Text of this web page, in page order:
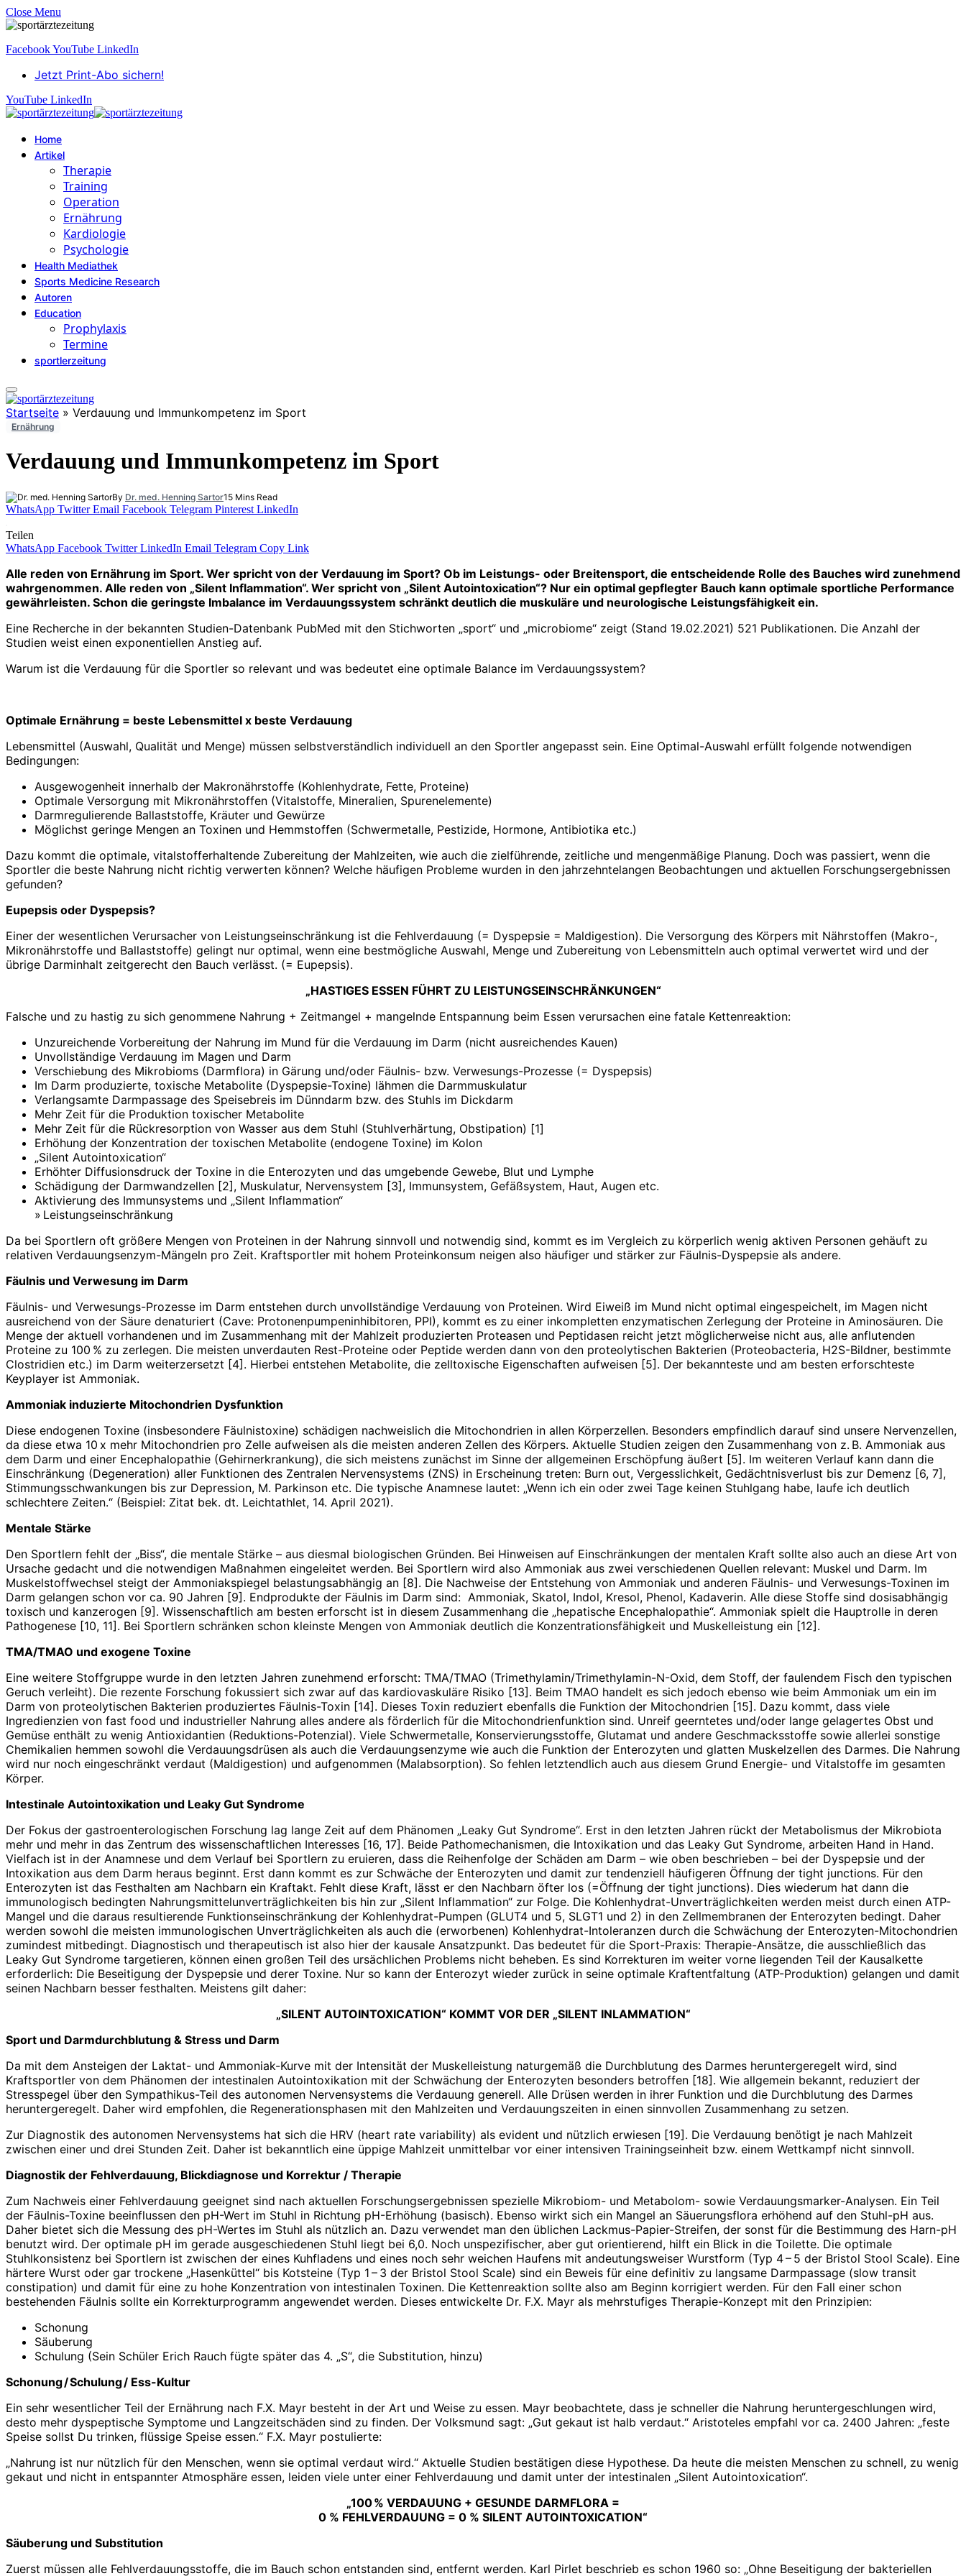
Close Menu
FacebookYouTube LinkedIn
Jetzt Print-Abo sichern!
YouTube LinkedIn
Home
Artikel
Therapie
Training
Operation
Ernährung
Kardiologie
Psychologie
Health Mediathek
Sports Medicine Research
Autoren
Education
Prophylaxis
Termine
sportlerzeitung
Startseite » Verdauung und Immunkompetenz im Sport
Ernährung
Verdauung und Immunkompetenz im Sport
By Dr. med. Henning Sartor15 Mins Read
WhatsApp Twitter Email Facebook Telegram Pinterest LinkedIn
Teilen
WhatsApp Facebook Twitter LinkedIn Email Telegram Copy Link
Alle reden von Ernährung im Sport. Wer spricht von der Verdauung im Sport? Ob im Leistungs- oder Breitensport, die entscheidende Rolle des Bauches wird zunehmend
wahrgenommen. Alle reden von „Silent Inflammation“. Wer spricht von „Silent Autointoxication“? Nur ein optimal gepflegter Bauch kann optimale sportliche Performance
gewährleisten. Schon die geringste Imbalance im Verdauungssystem schränkt deutlich die muskuläre und neurologische Leistungsfähigkeit ein.
Eine Recherche in der bekannten Studien-Datenbank PubMed mit den Stichworten „sport“ und „microbiome“ zeigt (Stand 19.02.2021) 521 Publikationen. Die Anzahl der
Studien weist einen exponentiellen Anstieg auf.
Warum ist die Verdauung für die Sportler so relevant und was bedeutet eine optimale Balance im Verdauungssystem?
Optimale Ernährung = beste Lebensmittel x beste Verdauung
Lebensmittel (Auswahl, Qualität und Menge) müssen selbstverständlich individuell an den Sportler angepasst sein. Eine Optimal-Auswahl erfüllt folgende notwendigen
Bedingungen:
Ausgewogenheit innerhalb der Makronährstoffe (Kohlenhydrate, Fette, Proteine)
Optimale Versorgung mit Mikronährstoffen (Vitalstoffe, Mineralien, Spurenelemente)
Darmregulierende Ballaststoffe, Kräuter und Gewürze
Möglichst geringe Mengen an Toxinen und Hemmstoffen (Schwermetalle, Pestizide, Hormone, Antibiotika etc.)
Dazu kommt die optimale, vitalstofferhaltende Zubereitung der Mahlzeiten, wie auch die zielführende, zeitliche und mengenmäßige Planung. Doch was passiert, wenn die
Sportler die beste Nahrung nicht richtig verwerten können? Welche häufigen Probleme wurden in den jahrzehntelangen Beobachtungen und aktuellen Forschungsergebnissen
gefunden?
Eupepsis oder Dyspepsis?
Einer der wesentlichen Verursacher von Leistungseinschränkung ist die Fehlverdauung (= Dyspepsie = Maldigestion). Die Versorgung des Körpers mit Nährstoffen (Makro-,
Mikronährstoffe und Ballaststoffe) gelingt nur optimal, wenn eine bestmögliche Auswahl, Menge und Zubereitung von Lebensmitteln auch optimal verwertet wird und der
übrige Darminhalt zeitgerecht den Bauch verlässt. (= Eupepsis).
„HASTIGES ESSEN FÜHRT ZU LEISTUNGSEINSCHRÄNKUNGEN“
Falsche und zu hastig zu sich genommene Nahrung + Zeitmangel + mangelnde Entspannung beim Essen verursachen eine fatale Kettenreaktion:
Unzureichende Vorbereitung der Nahrung im Mund für die Verdauung im Darm (nicht ausreichendes Kauen)
Unvollständige Verdauung im Magen und Darm
Verschiebung des Mikrobioms (Darmflora) in Gärung und/oder Fäulnis- bzw. Verwesungs-Prozesse (= Dyspepsis)
Im Darm produzierte, toxische Metabolite (Dyspepsie-Toxine) lähmen die Darmmuskulatur
Verlangsamte Darmpassage des Speisebreis im Dünndarm bzw. des Stuhls im Dickdarm
Mehr Zeit für die Produktion toxischer Metabolite
Mehr Zeit für die Rückresorption von Wasser aus dem Stuhl (Stuhlverhärtung, Obstipation) [1]
Erhöhung der Konzentration der toxischen Metabolite (endogene Toxine) im Kolon
„Silent Autointoxication“
Erhöhter Diffusionsdruck der Toxine in die Enterozyten und das umgebende Gewebe, Blut und Lymphe
Schädigung der Darmwandzellen [2], Muskulatur, Nervensystem [3], Immunsystem, Gefäßsystem, Haut, Augen etc.
Aktivierung des Immunsystems und „Silent Inflammation“
» Leistungseinschränkung
Da bei Sportlern oft größere Mengen von Proteinen in der Nahrung sinnvoll und notwendig sind, kommt es im Vergleich zu körperlich wenig aktiven Personen gehäuft zu
relativen Verdauungsenzym-Mängeln pro Zeit. Kraftsportler mit hohem Proteinkonsum neigen also häufiger und stärker zur Fäulnis-Dyspepsie als andere.
Fäulnis und Verwesung im Darm
Fäulnis- und Verwesungs-Prozesse im Darm entstehen durch unvollständige Verdauung von Proteinen. Wird Eiweiß im Mund nicht optimal eingespeichelt, im Magen nicht
ausreichend von der Säure denaturiert (Cave: Protonenpumpeninhibitoren, PPI), kommt es zu einer inkompletten enzymatischen Zerlegung der Proteine in Aminosäuren. Die
Menge der aktuell vorhandenen und im Zusammenhang mit der Mahlzeit produzierten Proteasen und Peptidasen reicht jetzt möglicherweise nicht aus, alle anflutenden
Proteine zu 100 % zu zerlegen. Die meisten unverdauten Rest-Proteine oder Peptide werden dann von den proteolytischen Bakterien (Proteobacteria, H2S-Bildner, bestimmte
Clostridien etc.) im Darm weiterzersetzt [4]. Hierbei entstehen Metabolite, die zelltoxische Eigenschaften aufweisen [5]. Der bekannteste und am besten erforschteste
Keyplayer ist Ammoniak.
Ammoniak induzierte Mitochondrien Dysfunktion
Diese endogenen Toxine (insbesondere Fäulnistoxine) schädigen nachweislich die Mitochondrien in allen Körperzellen. Besonders empfindlich darauf sind unsere Nervenzellen,
da diese etwa 10 x mehr Mitochondrien pro Zelle aufweisen als die meisten anderen Zellen des Körpers. Aktuelle Studien zeigen den Zusammenhang von z. B. Ammoniak aus
dem Darm und einer Encephalopathie (Gehirnerkrankung), die sich meistens zunächst im Sinne der allgemeinen Erschöpfung äußert [5]. Im weiteren Verlauf kann dann die
Einschränkung (Degeneration) aller Funktionen des Zentralen Nervensystems (ZNS) in Erscheinung treten: Burn out, Vergesslichkeit, Gedächtnisverlust bis zur Demenz [6, 7],
Stimmungsschwankungen bis zur Depression, M. Parkinson etc. Die typische Anamnese lautet: „Wenn ich ein oder zwei Tage keinen Stuhlgang habe, laufe ich deutlich
schlechtere Zeiten.“ (Beispiel: Zitat bek. dt. Leichtathlet, 14. April 2021).
Mentale Stärke
Den Sportlern fehlt der „Biss“, die mentale Stärke – aus diesmal biologischen Gründen. Bei Hinweisen auf Einschränkungen der mentalen Kraft sollte also auch an diese Art von
Ursache gedacht und die notwendigen Maßnahmen eingeleitet werden. Bei Sportlern wird also Ammoniak aus zwei verschiedenen Quellen relevant: Muskel und Darm. Im
Muskelstoffwechsel steigt der Ammoniakspiegel belastungsabhängig an [8]. Die Nachweise der Entstehung von Ammoniak und anderen Fäulnis- und Verwesungs-Toxinen im
Darm ­gelangen schon vor ca. 90 Jahren [9]. Endprodukte der Fäulnis im Darm sind: Ammoniak, Skatol, Indol, Kresol, Phenol, Kadaverin. Alle diese Stoffe sind dosisabhängig
toxisch und kan­zerogen [9]. Wissenschaftlich am besten erforscht ist in diesem Zusammenhang die „hepatische Encephalopathie“. Ammoniak spielt die Hauptrolle in deren
Pathogenese [10, 11]. Bei Sportlern schränken schon kleinste Mengen von Ammoniak deutlich die Konzentrationsfähigkeit und Muskelleistung ein [12].
TMA/TMAO und exogene Toxine
Eine weitere Stoffgruppe wurde in den letzten Jahren zunehmend erforscht: TMA/TMAO (Trimethylamin/Trimethylamin-N-Oxid, dem Stoff, der faulendem Fisch den typischen
Geruch verleiht). Die rezente Forschung fokussiert sich zwar auf das kardiovaskuläre Risiko [13]. Beim TMAO handelt es sich jedoch ebenso wie beim Ammoniak um ein im
Darm von proteolytischen Bakterien produziertes Fäulnis-Toxin [14]. Dieses Toxin reduziert ebenfalls die Funktion der Mitochondrien [15]. Dazu kommt, dass viele
Ingredienzien von fast food und industrieller Nahrung alles andere als förderlich für die Mitochondrienfunktion sind. Unreif geerntetes und/oder lange gelagertes Obst und
Gemüse enthält zu wenig Antio­xidantien (Reduktions-Potenzial). Viele Schwermetalle, Konservierungsstoffe, Glutamat und andere Geschmacksstoffe sowie allerlei sonstige
Chemikalien hemmen sowohl die Verdauungsdrüsen als auch die Verdauungsenzyme wie auch die Funktion der Enterozyten und glatten Muskelzellen des Darmes. Die Nahrung
wird nur noch eingeschränkt verdaut (Maldigestion) und aufgenommen (Malabsorption). So fehlen letztendlich auch aus diesem Grund Energie- und Vitalstoffe im gesamten
Körper.
Intestinale Autointoxikation und Leaky Gut Syndrome
Der Fokus der gastroenterologischen Forschung lag lange Zeit auf dem Phänomen „Leaky Gut Syndrome“. Erst in den letzten Jahren rückt der Metabolismus der Mikrobiota
mehr und mehr in das Zentrum des wissenschaftlichen Interesses [16, 17]. Beide Pathomechanismen, die Intoxikation und das Leaky Gut Syndrome, arbeiten Hand in Hand.
Vielfach ist in der Anamnese und dem Verlauf bei Sportlern zu eruieren, dass die Reihenfolge der Schäden am Darm – wie oben beschrieben – bei der Dyspepsie und der
Intoxikation aus dem Darm heraus beginnt. Erst dann kommt es zur Schwäche der Enterozyten und damit zur tendenziell häufigeren Öffnung der tight junctions. Für den
Enterozyten ist das Festhalten am Nachbarn ein Kraftakt. Fehlt diese Kraft, lässt er den Nachbarn öfter los (=Öffnung der tight junctions). Dies wiederum hat dann die
immunologisch bedingten Nahrungsmittelunverträglichkeiten bis hin zur „Silent Inflammation“ zur Folge. Die Kohlenhydrat-Unverträglichkeiten werden meist durch einen ATP-
Mangel und die daraus resultierende Funktionseinschränkung der Kohlenhydrat-Pumpen (GLUT4 und 5, SLGT1 und 2) in den Zellmembranen der Enterozyten bedingt. Daher
werden sowohl die meisten immunologischen Unverträglichkeiten als auch die (erworbenen) Kohlenhydrat-Intoleranzen durch die Schwächung der Enterozyten-Mitochondrien
zumindest mitbedingt. Diagnostisch und therapeutisch ist also hier der kausale Ansatzpunkt. Das bedeutet für die Sport-Praxis: Therapie-Ansätze, die ausschließlich das
Leaky Gut Syndrome targetieren, können einen großen Teil des ursächlichen Problems nicht beheben. Es sind Korrekturen im weiter vorne liegenden Teil der Kausalkette
erforderlich: Die Beseitigung der Dyspepsie und derer Toxine. Nur so kann der Enterozyt wieder zurück in seine optimale Kraftentfaltung (ATP-Produktion) gelangen und damit
seinen Nachbarn besser festhalten. Meistens gilt daher:
„SILENT AUTOINTOXICATION“ KOMMT VOR DER „SILENT INLAMMATION“
Sport und Darmdurchblutung & Stress und Darm
Da mit dem Ansteigen der Laktat- und Ammoniak-Kurve mit der Intensität der Muskelleistung naturgemäß die Durchblutung des Darmes heruntergeregelt wird, sind
Kraftsportler von dem Phänomen der intestinalen Autointoxikation mit der Schwächung der Enterozyten besonders betroffen [18]. Wie allgemein bekannt, reduziert der
Stresspegel über den Sympathikus-Teil des autonomen Nervensystems die Verdauung generell. Alle Drüsen werden in ihrer Funktion und die Durchblutung des Darmes
heruntergeregelt. Daher wird empfohlen, die Regenerationsphasen mit den Mahlzeiten und Verdauungszeiten in einen sinnvollen Zusammenhang zu setzen.
Zur Diagnostik des autonomen Nervensystems hat sich die HRV (heart rate variability) als evident und nützlich erwiesen [19]. Die Verdauung benötigt je nach Mahlzeit
zwischen einer und drei Stunden Zeit. Daher ist bekanntlich eine üppige Mahlzeit unmittelbar vor einer intensiven Trainingseinheit bzw. einem Wettkampf nicht sinnvoll.
Diagnostik der Fehlverdauung, Blickdiagnose und Korrektur / Therapie
Zum Nachweis einer Fehlverdauung geeignet sind nach aktuellen Forschungsergebnissen spezielle Mikrobiom- und Metabolom- sowie Verdauungsmarker-Analysen. Ein Teil
der Fäulnis-Toxine beeinflussen den pH-Wert im Stuhl in Richtung pH-Erhöhung (basisch). Ebenso wirkt sich ein Mangel an Säuerungsflora erhöhend auf den Stuhl-pH aus.
Daher bietet sich die Messung des pH-Wertes im Stuhl als nützlich an. Dazu verwendet man den üblichen Lackmus-Papier-Streifen, der sonst für die Bestimmung des Harn-pH
benutzt wird. Der optimale pH im gerade ausgeschiedenen Stuhl liegt bei 6,0. Noch unspezifischer, aber gut orientierend, hilft ein Blick in die Toilette. Die optimale
Stuhlkonsistenz bei Sportlern ist zwischen der eines Kuhfladens und eines noch sehr weichen Haufens mit andeutungsweiser Wurstform (Typ 4 – 5 der Bristol Stool Scale). Eine
härtere Wurst oder gar trockene „Hasenküttel“ bis Kotsteine (Typ 1 – 3 der Bristol Stool Scale) sind ein Beweis für eine definitiv zu langsame Darmpassage (slow transit
constipation) und damit für eine zu hohe Konzentration von intestinalen Toxinen. Die Kettenreaktion sollte also am Beginn korrigiert werden. Für den Fall einer schon
bestehenden Fäulnis sollte ein Korrekturprogramm angewendet werden. Dieses entwickelte Dr. F.X. Mayr als mehrstufiges Therapie-Konzept mit den Prinzipien:
Schonung
Säuberung
Schulung (Sein Schüler Erich Rauch fügte später das 4. „S“, die Substitution, hinzu)
Schonung / Schulung / Ess-Kultur
Ein sehr wesentlicher Teil der Ernährung nach F.X. Mayr besteht in der Art und Weise zu essen. Mayr beobachtete, dass je schneller die Nahrung heruntergeschlungen wird,
desto mehr dyspeptische Symptome und Langzeitschäden sind zu finden. Der Volksmund sagt: „Gut gekaut ist halb verdaut.“ Aristoteles empfahl vor ca. 2400 Jahren: „feste
Speise sollst Du trinken, flüssige Speise essen.“ F.X. Mayr postulierte:
„Nahrung ist nur nützlich für den Menschen, wenn sie optimal verdaut wird.“ Aktuelle Studien bestätigen diese Hypothese. Da heute die meisten Menschen zu schnell, zu wenig
gekaut und nicht in entspannter Atmosphäre essen, leiden viele unter einer Fehlverdauung und damit unter der intestinalen „Silent Autointoxication“.
„100 % VERDAUUNG + GESUNDE DARMFLORA =
0 % FEHLVERDAUUNG = 0 % SILENT AUTOINTOXICATION“
Säuberung und Substitution
Zuerst müssen alle Fehlverdauungsstoffe, die im Bauch schon entstanden sind, entfernt werden. Karl Pirlet beschrieb es schon 1960 so: „Ohne Beseitigung der bakteriellen